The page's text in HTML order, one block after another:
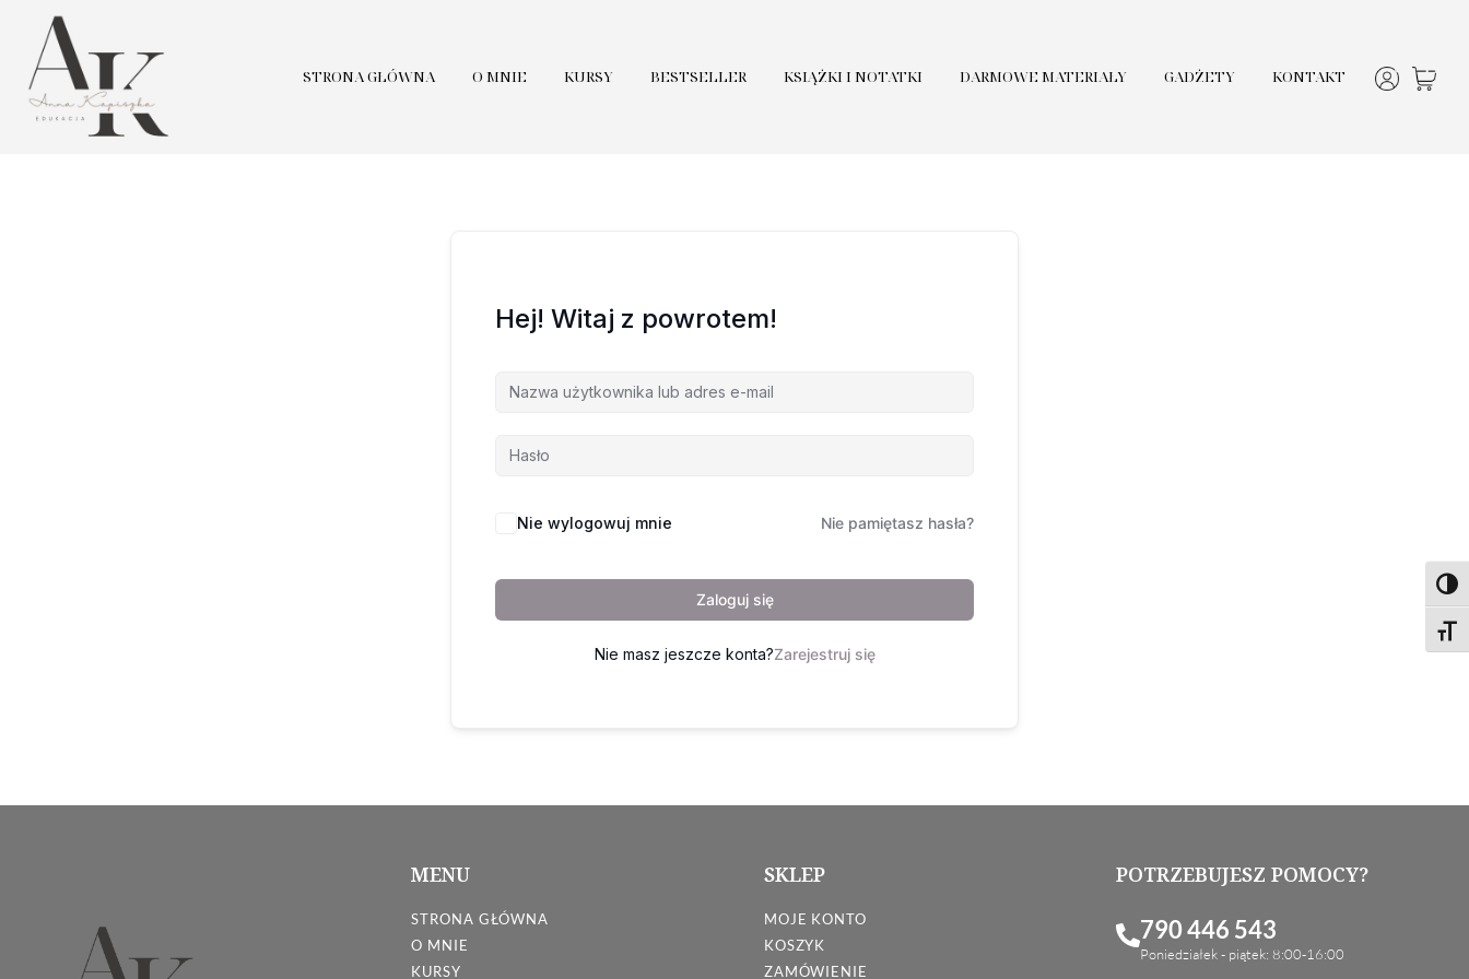
STRONA GŁÓWNA O MNIE KURSY BESTSELLER KSIĄŻKI I NOTATKI DARMOWE MATERIAŁY GADŻETY KONTAKT
Hej! Witaj z powrotem!
Nie wylogowuj mnie Nie pamiętasz hasła?
Zaloguj się
Nie masz jeszcze konta?Zarejestruj się
MENU
STRONA GŁÓWNA
O MNIE
KURSY
SKLEP
MOJE KONTO
KOSZYK
ZAMÓWIENIE
POTRZEBUJESZ POMOCY?
790 446 543
Poniedziałek - piątek: 8:00-16:00